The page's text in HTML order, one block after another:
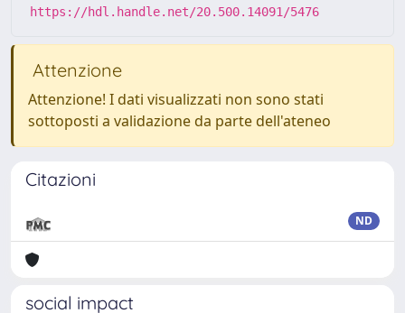
https://hdl.handle.net/20.500.14091/5476
Attenzione
Attenzione! I dati visualizzati non sono stati
sottoposti a validazione da parte dell'ateneo
Citazioni
ND
social impact